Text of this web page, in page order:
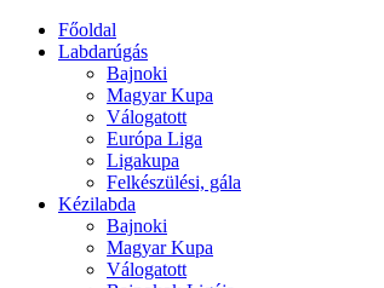
Főoldal
Labdarúgás
Bajnoki
Magyar Kupa
Válogatott
Európa Liga
Ligakupa
Felkészülési, gála
Kézilabda
Bajnoki
Magyar Kupa
Válogatott